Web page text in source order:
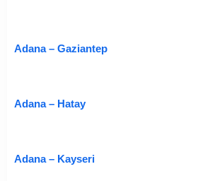
Adana – Gaziantep
Adana – Hatay
Adana – Kayseri